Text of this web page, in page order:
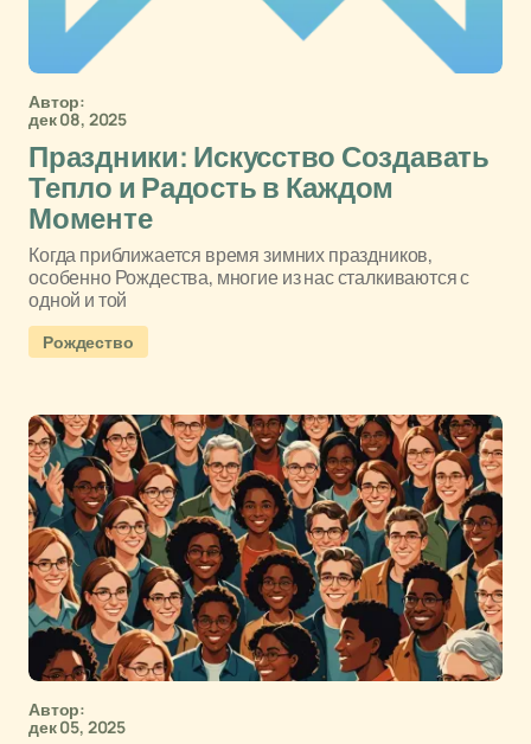
Автор:
дек 08, 2025
Праздники: Искусство Создавать
Тепло и Радость в Каждом
Моменте
Когда приближается время зимних праздников,
особенно Рождества, многие из нас сталкиваются с
одной и той
Рождество
Автор:
дек 05, 2025